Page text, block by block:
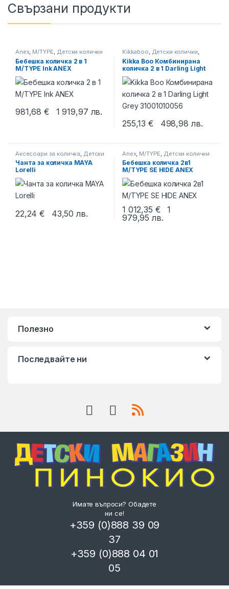
Свързани продукти
Anex, M/TYPE, Детски колички
Бебешка количка 2 в 1
M/TYPE Ink ANEX
981,68€ 1 919,97лв.
Kikkaboo, Детски колички,
Комбинирани колички
Kikka Boo Комбинирана
количка 2 в 1 Darling Light
Grey 31001010056
255,13€ 498,98лв.
Аксесоари за количка Детски
колички
Чанта за количка MAYA
Lorelli
22,24€ 43,50лв.
This product has multiple variants. The options may be chosen
Anex, M/TYPE Детски колички
Бебешка количка 2в1
M/TYPE SE HIDE ANEX
1 012,35 €
1
979,95лв.
Полезно
Последвайте ни
Имате въпроси? Обадете
ни се!
+359 (0)888 39 09
37
+359 (0)888 04 01
05